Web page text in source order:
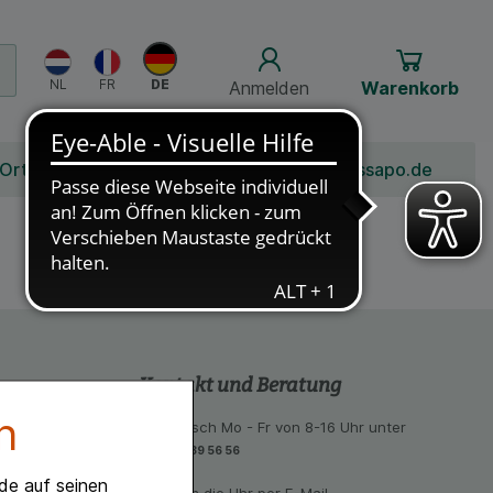
auf seinen
Anmelden Warenkorb
Bonusprogramm Jobs Über Schlossapo.de
unseren
Kontakt und Beratung
telefonisch Mo - Fr von 8-16 Uhr unter
06851-939 56 56